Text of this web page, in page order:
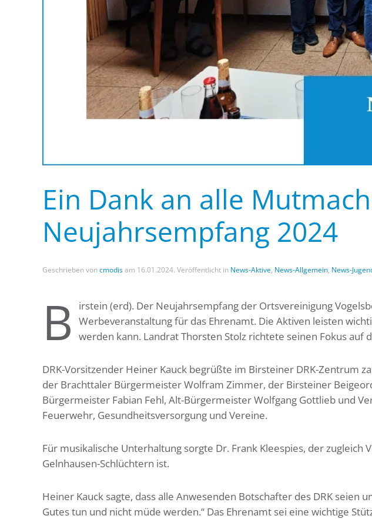
Ein Dank an alle
Neujahrsempfang 2024
Geschrieben voncmodisam 16.01.2024. Veröffentlicht in News-Aktive, News-Allgemein, News-
B
irstein (erd). Der Neujahrsempfang der Ortsvereinigung
Werbeveranstaltung für das Ehrenamt. Die Aktiven leisten
werden kann. Landrat Thorsten Stolz richtete seinen Fokus auf
DRK-Vorsitzender Heiner Kauck begrüßte im Birsteiner DRK-Zentrum
der Brachttaler Bürgermeister Wolfram Zimmer, der Birsteiner
Bürgermeister Fabian Fehl, Alt-Bürgermeister Wolfgang Gottlieb und
Feuerwehr, Gesundheitsversorgung und Vereine.
Für musikalische Unterhaltung sorgte Dr. Frank Kleespies, der zugleich
Gelnhausen-Schlüchtern ist.
Heiner Kauck sagte, dass alle Anwesenden Botschafter des DRK seien
Gutes tun und nicht müde werden.“ Das Ehrenamt sei eine wichtige